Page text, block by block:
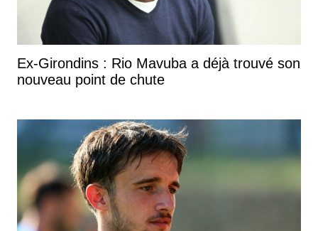
Ex-Girondins : Rio Mavuba a déjà trouvé son
nouveau point de chute